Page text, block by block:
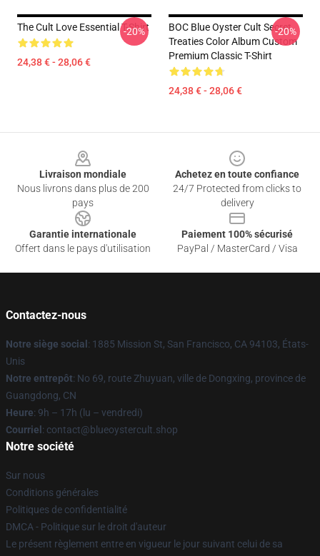
The Cult Love Essential T-Shirt
24,38 € - 28,06 €
-20%
BOC Blue Oyster Cult Secret
Treaties Color Album Custom
Premium Classic T-Shirt
24,38 € - 28,06 €
-20%
Livraison mondiale
Nous livrons dans plus de 200
pays
Achetez en toute confiance
24/7 Protected from clicks to
delivery
Garantie internationale
Offert dans le pays d'utilisation
Paiement 100% sécurisé
PayPal / MasterCard / Visa
Contactez-nous
Notre siège social : 1885 Mission St, San Francisco, CA 94103, États-
Unis
Notre entrepôt: No 69, route Zhuyuan, ville de Dongxing, province de
Guangdong, CN
Heure: 9h – 17h (lu – vendredi)
Courriel : contact@blueoystercult.shop
Notre société
Sur nous
Conditions générales
Politiques de confidentialité
DMCA - Politique sur le droit d'auteur
Le présent règlement entre en vigueur le jour suivant celui de sa